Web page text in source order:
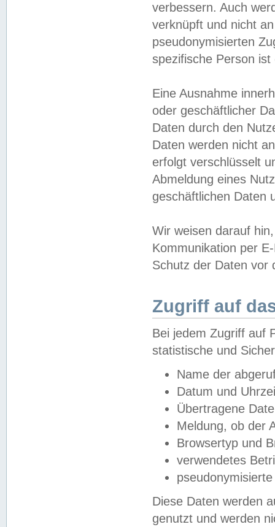
verbessern. Auch
verknüpft und nicht
pseudonymisierten
spezifische Person
Eine Ausnahme
oder geschäftlicher
Daten durch den
Daten werden nicht
erfolgt verschlüsselt
Abmeldung eines
geschäftlichen Daten
Wir weisen darauf
Kommunikation per
Schutz der Daten vor
Zugriff auf
Bei jedem Zugriff auf
statistische und
Name der
Datum und
Übertragene
Meldung, ob der
Browsertyp und
verwendetes
Diese Daten werden
genutzt und werden